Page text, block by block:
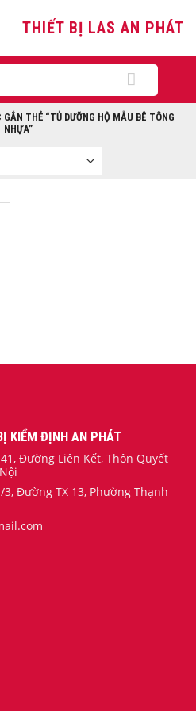
THIẾT BỊ LAS AN PHÁT
THẺ “TỦ DƯỠNG HỘ MẪU BÊ TÔNG
NHỰA”
KIỂM ĐỊNH AN PHÁT
Đường Liên Kết, Thôn Quyết
3, Đường TX 13, Phường Thạnh